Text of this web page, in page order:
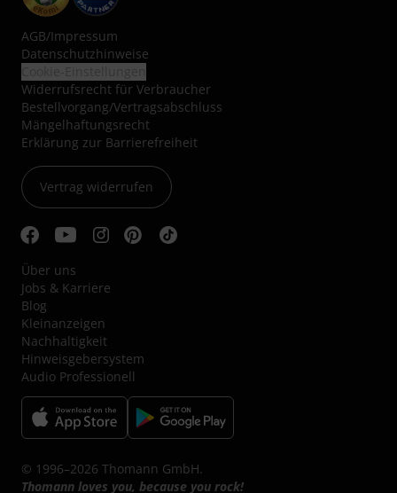
AGB/Impressum
Datenschutzhinweise
Widerrufsrecht für Verbraucher
Bestellvorgang/Vertragsabschluss
Mängelhaftungsrecht
Erklärung zur Barrierefreiheit
Vertrag widerrufen
Über uns
Jobs & Karriere
Blog
Kleinanzeigen
Nachhaltigkeit
Hinweisgebersystem
Audio Professionell
© 1996–2026 Thomann GmbH.
Thomann loves you, because you rock!